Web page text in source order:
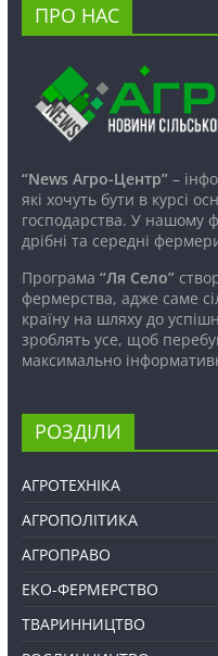
ПРО НАС
“News Агро-Центр”–
які хочуть бути в курсі
господарства. У нашому
дрібні та середні
Програма “Ля Село”
фермерства, адже саме
країну на шляху до
зроблять усе, щоб
максимально
РОЗДІЛИ
АГРОТЕХНІКА
АГРОПОЛІТИКА
АГРОПРАВО
ЕКО-ФЕРМЕРСТВО
ТВАРИННИЦТВО